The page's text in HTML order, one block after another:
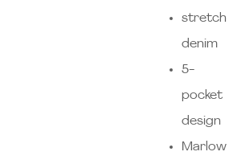
stretch
denim
5-
pocket
design
Marlow